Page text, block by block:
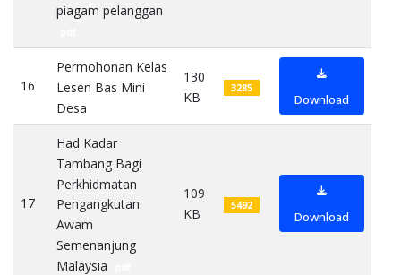
piagam pelanggan
16
Permohonan Kelas
Lesen Bas Mini
Desa
130
KB
3285
Download
17
Had Kadar
Tambang Bagi
Perkhidmatan
Pengangkutan
Awam
Semenanjung
Malaysia
109
KB
5492
Download